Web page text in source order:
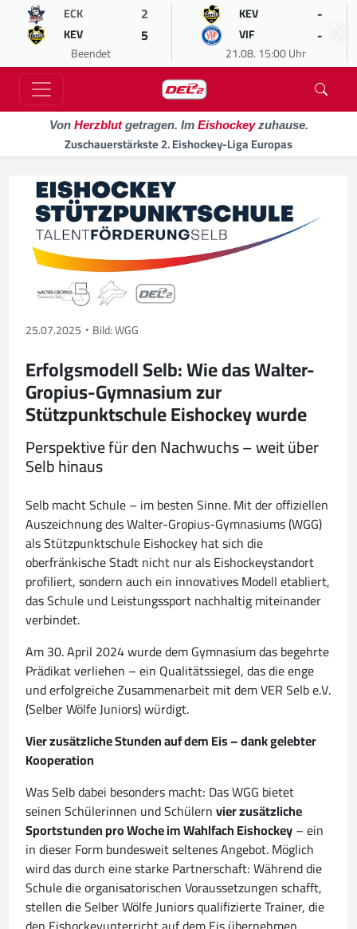
ECK 2
KEV 5
Beendet
KEV -
VIF -
21.08. 15:00 Uhr
Von Herzblutgetragen. Im Eishockeyzuhause.
Zuschauerstärkste 2. Eishockey-Liga Europas
25.07.2025 Bild: WGG
Erfolgsmodell Selb: Wie das Walter-
Gropius-Gymnasium zur
Stützpunktschule Eishockey wurde
Perspektive für den Nachwuchs – weit über
Selb hinaus
Selb macht Schule – im besten Sinne. Mit der offiziellen
Auszeichnung des Walter-Gropius-Gymnasiums (WGG)
als Stützpunktschule Eishockey hat sich die
oberfränkische Stadt nicht nur als Eishockeystandort
profiliert, sondern auch ein innovatives Modell etabliert,
das Schule und Leistungssport nachhaltig miteinander
verbindet.
Am 30. April 2024 wurde dem Gymnasium das begehrte
Prädikat verliehen – ein Qualitätssiegel, das die enge
und erfolgreiche Zusammenarbeit mit dem VER Selb e.V.
(Selber Wölfe Juniors) würdigt.
Vier zusätzliche Stunden auf dem Eis – dank gelebter
Kooperation
Was Selb dabei besonders macht: Das WGG bietet
seinen Schülerinnen und Schülernvier zusätzliche
Sportstunden pro Woche im Wahlfach Eishockey– ein
in dieser Form bundesweit seltenes Angebot. Möglich
wird das durch eine starke Partnerschaft: Während die
Schule die organisatorischen Voraussetzungen schafft,
stellen die Selber Wölfe Juniors qualifizierte Trainer, die